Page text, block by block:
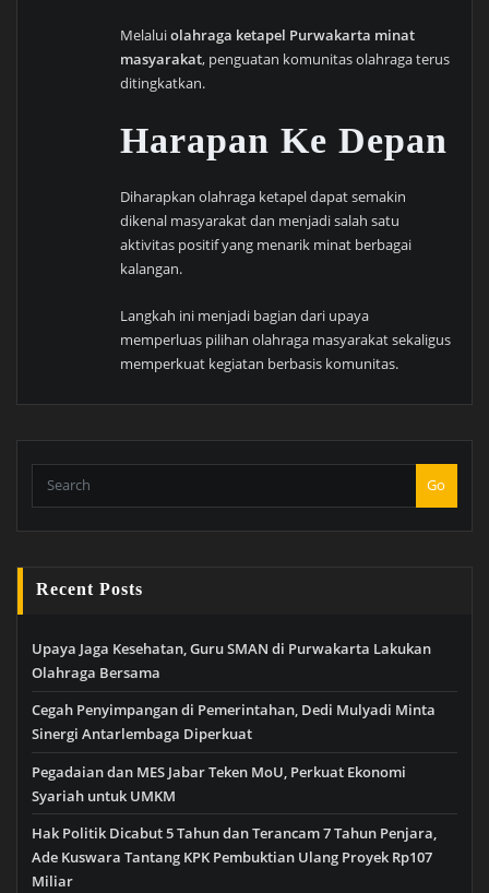
Melaluiolahraga ketapel Purwakarta minat
masyarakat, penguatan komunitas olahraga terus
ditingkatkan.
Harapan Ke Depan
Diharapkan olahraga ketapel dapat semakin
dikenal masyarakat dan menjadi salah satu
aktivitas positif yang menarik minat berbagai
kalangan.
Langkah ini menjadi bagian dari upaya
memperluas pilihan olahraga masyarakat sekaligus
memperkuat kegiatan berbasis komunitas.
Go
Recent Posts
Upaya Jaga Kesehatan, Guru SMAN di Purwakarta Lakukan
Olahraga Bersama
Cegah Penyimpangan di Pemerintahan, Dedi Mulyadi Minta
Sinergi Antarlembaga Diperkuat
Pegadaian dan MES Jabar Teken MoU, Perkuat Ekonomi
Syariah untuk UMKM
Hak Politik Dicabut 5 Tahun dan Terancam 7 Tahun Penjara,
Ade Kuswara Tantang KPK Pembuktian Ulang Proyek Rp107
Miliar